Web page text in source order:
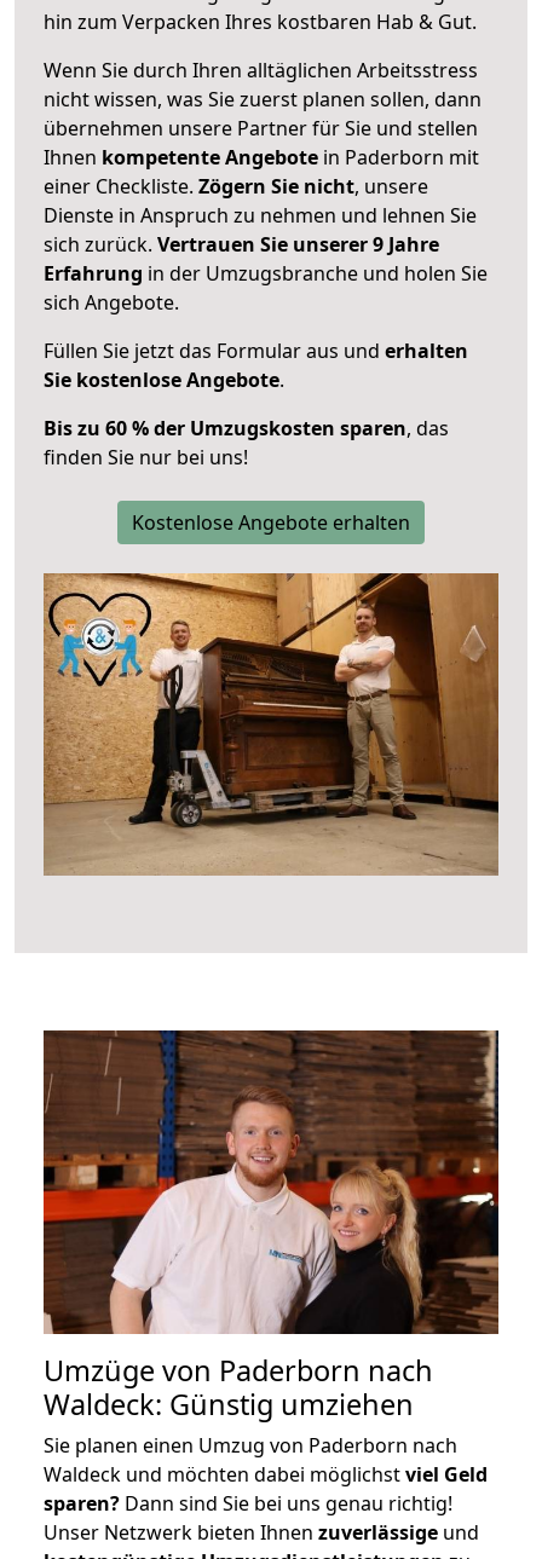
hin zum Verpacken Ihres kostbaren Hab & Gut.
Wenn Sie durch Ihren alltäglichen Arbeitsstress
nicht wissen, was Sie zuerst planen sollen, dann
übernehmen unsere Partner für Sie und stellen
Ihnen kompetente Angebote in Paderborn mit
einer Checkliste. Zögern Sie nicht, unsere
Dienste in Anspruch zu nehmen und lehnen Sie
sich zurück. Vertrauen Sie unserer 9 Jahre
Erfahrung in der Umzugsbranche und holen Sie
sich Angebote.
Füllen Sie jetzt das Formular aus und erhalten
Sie kostenlose Angebote.
Bis zu 60 % der Umzugskosten sparen, das
finden Sie nur bei uns!
Kostenlose Angebote erhalten
Umzüge von Paderborn nach
Waldeck: Günstig umziehen
Sie planen einen Umzug von Paderborn nach
Waldeck und möchten dabei möglichstviel Geld
sparen? Dann sind Sie bei uns genau richtig!
Unser Netzwerk bieten Ihnen zuverlässige und